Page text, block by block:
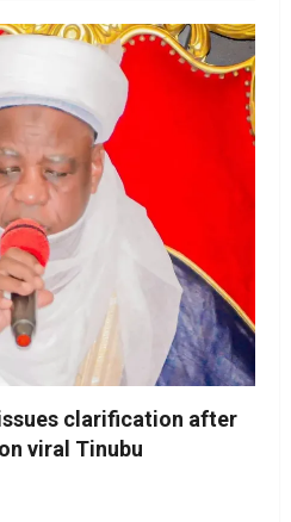
clarification after
viral Tinubu